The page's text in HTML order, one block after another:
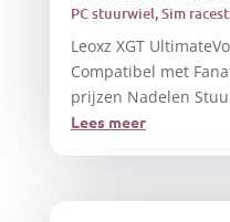
PC stuurwiel,Sim
Leoxz XGT
Compatibel met
prijzen Nadelen
Lees meer